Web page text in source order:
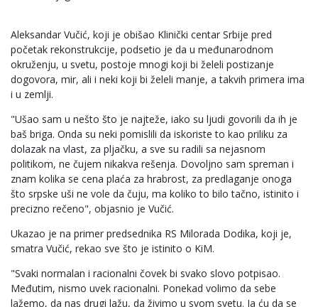
Aleksandar Vučić, koji je obišao Klinički centar Srbije pred
početak rekonstrukcije, podsetio je da u međunarodnom
okruženju, u svetu, postoje mnogi koji bi želeli postizanje
dogovora, mir, ali i neki koji bi želeli manje, a takvih primera ima
i u zemlji.
"Ušao sam u nešto što je najteže, iako su ljudi govorili da ih je
baš briga. Onda su neki pomislili da iskoriste to kao priliku za
dolazak na vlast, za pljačku, a sve su radili sa nejasnom
politikom, ne čujem nikakva rešenja. Dovoljno sam spreman i
znam kolika se cena plaća za hrabrost, za predlaganje onoga
što srpske uši ne vole da čuju, ma koliko to bilo tačno, istinito i
precizno rečeno", objasnio je Vučić.
Ukazao je na primer predsednika RS Milorada Dodika, koji je,
smatra Vučić, rekao sve što je istinito o KiM.
"Svaki normalan i racionalni čovek bi svako slovo potpisao.
Međutim, nismo uvek racionalni. Ponekad volimo da sebe
lažemo, da nas drugi lažu, da živimo u svom svetu. Ja ću da se